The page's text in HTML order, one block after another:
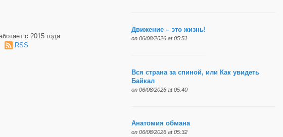
Движение – это жизнь!
on 06/08/2026 at 05:51
Вся страна за спиной, или Как увидеть
Байкал
on 06/08/2026 at 05:40
Анатомия обмана
on 06/08/2026 at 05:32
с 2015 года
RSS